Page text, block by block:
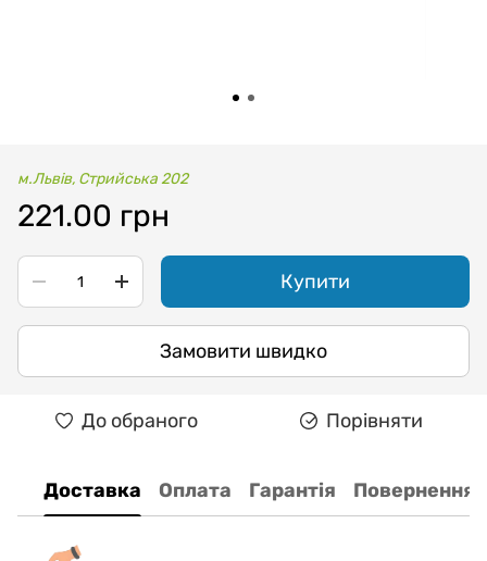
м.Львів, Стрийська 202
221.00 грн
Купити
Замовити швидко
До обраного Порівняти
Доставка Оплата Гарантія Повернення